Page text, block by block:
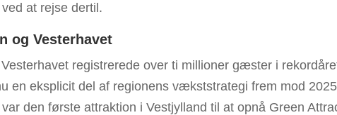
at rejse dertil.
og Vesterhavet
registrerede over ti millioner gæster i
en eksplicit del af regionens vækststrategi frem mod
den første attraktion i Vestjylland til at opnå Green